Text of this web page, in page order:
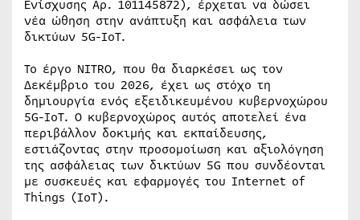
Ενίσχυσης Αρ. 101145872), έρχεται να δώσει
νέα ώθηση στην ανάπτυξη και ασφάλεια των
δικτύων 5G-IoT.
Το έργο NITRO, που θα διαρκέσει ως τον
Δεκέμβριο του 2026, έχει ως στόχο τη
δημιουργία ενός εξειδικευμένου κυβερνοχώρου
5G-IoT. Ο κυβερνοχώρος αυτός αποτελεί ένα
περιβάλλον δοκιμής και εκπαίδευσης,
εστιάζοντας στην προσομοίωση και αξιολόγηση
της ασφάλειας των δικτύων 5G που συνδέονται
με συσκευές και εφαρμογές του Internet of
Things (IoT).